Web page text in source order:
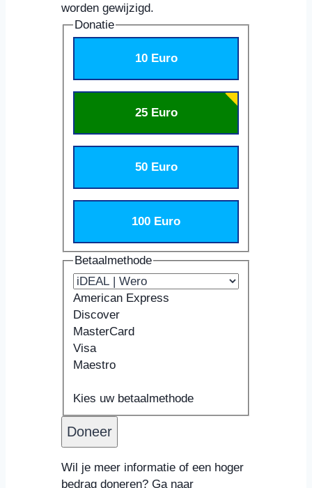
worden gewijzigd.
Donatie
10 Euro
25 Euro
50 Euro
100 Euro
Betaalmethode
American Express
Discover
MasterCard
Visa
Maestro
creditcards:
American
Express,
Discover,
MasterCard,
Visa,
Kaarthouder
Kies uw betaalmethode
Wil je meer informatie of een hoger
bedrag doneren? Ga naar